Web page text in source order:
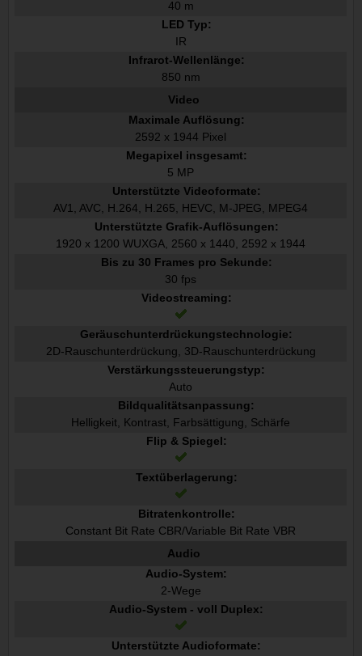
40 m
LED Typ:
IR
Infrarot-Wellenlänge:
850 nm
Video
Maximale Auflösung:
2592 x 1944 Pixel
Megapixel insgesamt:
5 MP
Unterstützte Videoformate:
AV1, AVC, H.264, H.265, HEVC, M-JPEG, MPEG4
Unterstützte Grafik-Auflösungen:
1920 x 1200 WUXGA, 2560 x 1440, 2592 x 1944
Bis zu 30 Frames pro Sekunde:
30 fps
Videostreaming:
Geräuschunterdrückungstechnologie:
2D-Rauschunterdrückung, 3D-Rauschunterdrückung
Verstärkungssteuerungstyp:
Auto
Bildqualitätsanpassung:
Helligkeit, Kontrast, Farbsättigung, Schärfe
Flip & Spiegel:
Textüberlagerung:
Bitratenkontrolle:
Constant Bit Rate CBR/Variable Bit Rate VBR
Audio
Audio-System:
2-Wege
Audio-System - voll Duplex:
Unterstützte Audioformate: